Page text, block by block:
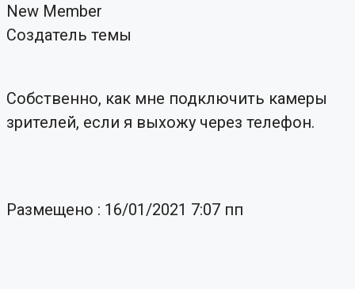
New Member
Создатель темы
Собственно, как мне подключить камеры
зрителей, если я выхожу через телефон.
Размещено : 16/01/2021 7:07 пп